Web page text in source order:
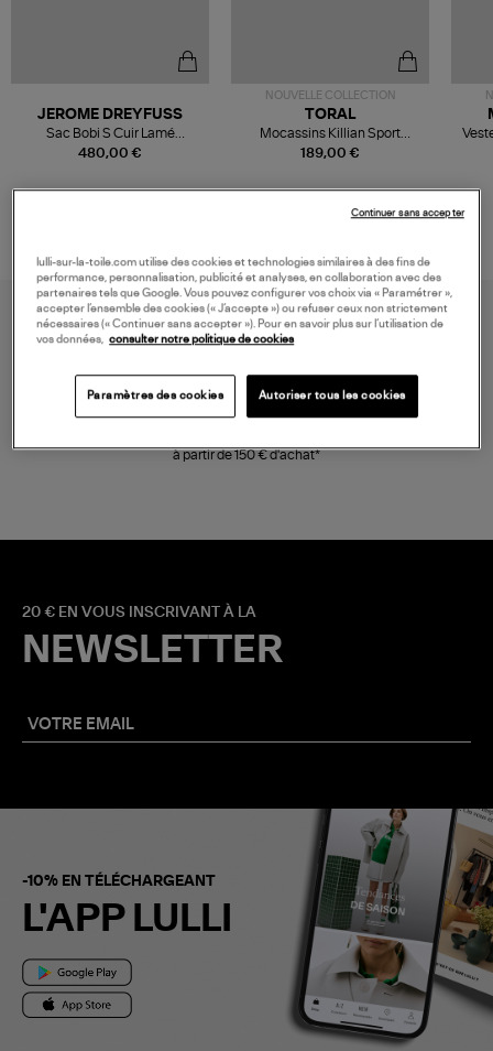
480,00 €
JEROME DREYFUSS
Sac Bobi S Cuir Lamé
Champagne
NOUVELLE COLLECTION
189,00 €
TORAL
Mocassins Killian Sport
Mousse
à partir de 150 € d'achat*
20 € EN VOUS INSCRIVANT À LA
NEWSLETTER
-10% EN TÉLÉCHARGEANT
L'APP LULLI
lulli-sur-la-toile.com utilise des cookies et technologies similaires à des fins de
performance, personnalisation, publicité et analyses, en collaboration avec des
partenaires tels que Google. Vous pouvez configurer vos choix via « Paramétrer »,
accepter l’ensemble des cookies (« J’accepte ») ou refuser ceux non strictement
nécessaires (« Continuer sans accepter »). Pour en savoir plus sur l’utilisation de
vos données, consulter notre politique de cookies
Paramètres des cookies Autoriser tous les cookies
Continuer sans accepter